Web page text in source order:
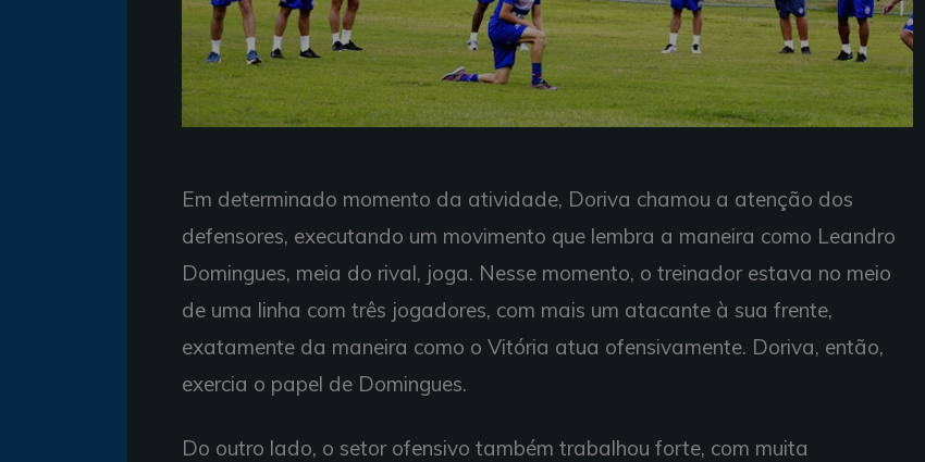
Em determinado momento da atividade, Doriva chamou a atenção dos
defensores, executando um movimento que lembra a maneira como Leandro
Domingues, meia do rival, joga. Nesse momento, o treinador estava no meio
de uma linha com três jogadores, com mais um atacante à sua frente,
exatamente da maneira como o Vitória atua ofensivamente. Doriva, então,
exercia o papel de Domingues.
Do outro lado, o setor ofensivo também trabalhou forte, com muita